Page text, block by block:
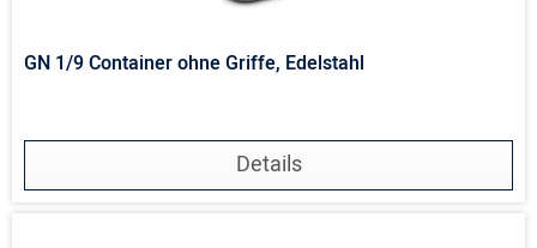
GN 1/9 Container ohne Griffe, Edelstahl
Details